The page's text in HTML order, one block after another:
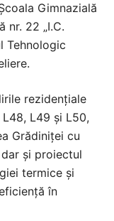
Gimnazială
nr. 22 „I.C.
Tehnologic
rezidențiale
L49 și L50,
Grădiniței cu
dar și proiectul
termice și
în